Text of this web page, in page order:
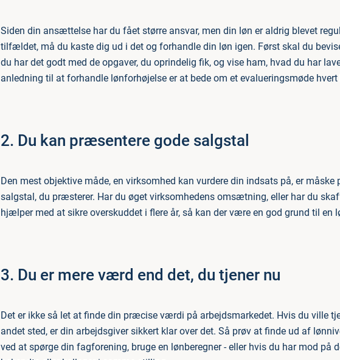
Siden din ansættelse har du fået større ansvar, men din løn er aldrig blevet
tilfældet, må du kaste dig ud i det og forhandle din løn igen. Først skal du
du har det godt med de opgaver, du oprindelig fik, og vise ham, hvad du har
anledning til at forhandle lønforhøjelse er at bede om et evalueringsmøde hvert
2. Du kan præsentere gode salgstal
Den mest objektive måde, en virksomhed kan vurdere din indsats på, er måske
salgstal, du præsterer. Har du øget virksomhedens omsætning, eller har du
hjælper med at sikre overskuddet i flere år, så kan der være en god grund til en
3. Du er mere værd end det, du tjener nu
Det er ikke så let at finde din præcise værdi på arbejdsmarkedet. Hvis du ville
andet sted, er din arbejdsgiver sikkert klar over det. Så prøv at finde ud af
ved at spørge din fagforening, bruge en lønberegner - eller hvis du har mod på